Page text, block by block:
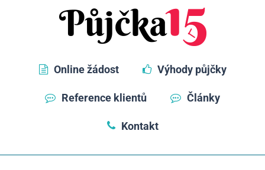
Online žádost Výhody půjčky
Reference klientů Články
Kontakt